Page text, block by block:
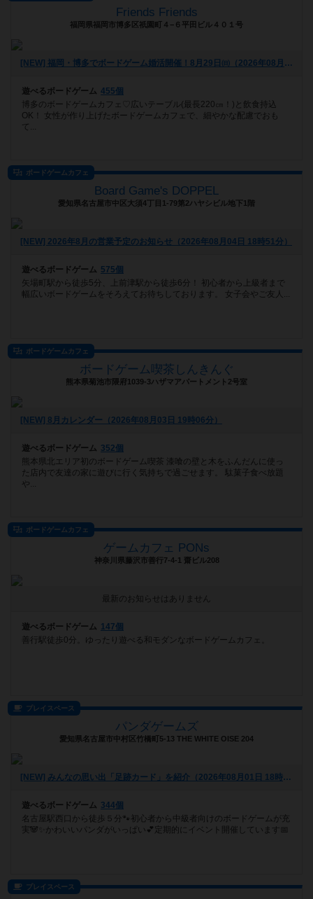
Friends Friends
福岡県福岡市博多区祇園町４−６平田ビル４０１号
[NEW] 福岡・博多でボードゲーム婚活開催！8月29日㈰（2026年08月05日 16時55分）
遊べるボードゲーム 455個
博多のボードゲームカフェ♡広いテーブル(最長220㎝！)と飲食持込
OK！ 女性が作り上げたボードゲームカフェで、細やかな配慮でおも
て...
ボードゲームカフェ
Board Game's DOPPEL
愛知県名古屋市中区大須4丁目1-79第2ハヤシビル地下1階
[NEW] 2026年8月の営業予定のお知らせ（2026年08月04日 18時51分）
遊べるボードゲーム 575個
矢場町駅から徒歩5分、上前津駅から徒歩6分！ 初心者から上級者まで
幅広いボードゲームをそろえてお待ちしております。 女子会やご友人...
ボードゲームカフェ
ボードゲーム喫茶しんきんぐ
熊本県菊池市隈府1039-3ハザマアパートメント2号室
[NEW] 8月カレンダー（2026年08月03日 19時06分）
遊べるボードゲーム 352個
熊本県北エリア初のボードゲーム喫茶 漆喰の壁と木をふんだんに使っ
た店内で友達の家に遊びに行く気持ちで過ごせます。 駄菓子食べ放題
や...
ボードゲームカフェ
ゲームカフェ PONs
神奈川県藤沢市善行7-4-1 齋ビル208
最新のお知らせはありません
遊べるボードゲーム 147個
善行駅徒歩0分。ゆったり遊べる和モダンなボードゲームカフェ。
プレイスペース
パンダゲームズ
愛知県名古屋市中村区竹橋町5-13 THE WHITE OISE 204
[NEW] みんなの思い出「足跡カード」を紹介（2026年08月01日 18時17分）
遊べるボードゲーム 344個
名古屋駅西口から徒歩５分🐾初心者から中級者向けのボードゲームが充
実🐼✨かわいいパンダがいっぱい💕定期的にイベント開催しています📅
プレイスペース